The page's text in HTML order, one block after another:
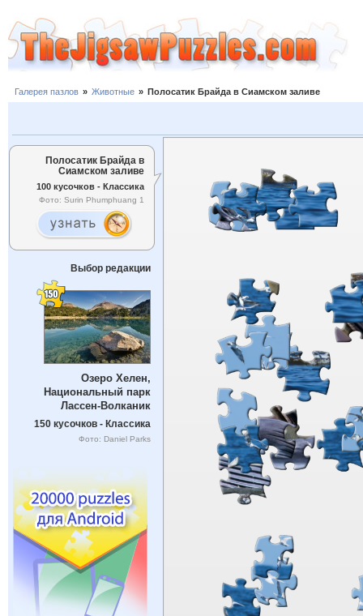
Галерея пазлов » Животные » Полосатик Брайда в Сиамском заливе
Полосатик Брайда в
Сиамском заливе
100 кусочков - Классика
Фото: Surin Phumphuang 1
Выбор редакции
Озеро Хелен,
Национальный парк
Лассен-Волканик
150 кусочков - Классика
Фото: Daniel Parks